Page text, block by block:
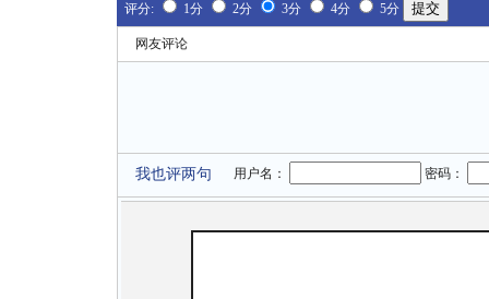
评分: 1分 2分 3分 4分 5分
网友评论
我也评两句 用户名： 密码：